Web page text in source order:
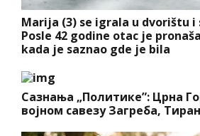
Marija (3) se igrala u dvorištu
Posle 42 godine otac je
kada je saznao gde je bila
Сазнања „Политике”: Црна
војном савезу Загреба,